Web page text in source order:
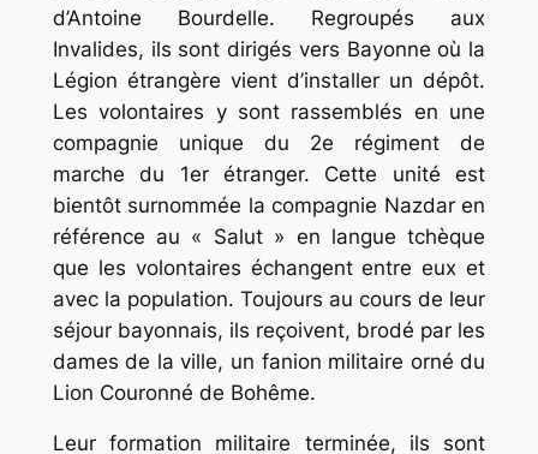
d’Antoine Bourdelle. Regroupés aux
Invalides, ils sont dirigés vers Bayonne où la
Légion étrangère vient d’installer un dépôt.
Les volontaires y sont rassemblés en une
compagnie unique du 2e régiment de
marche du 1er étranger. Cette unité est
bientôt surnommée la compagnie Nazdar en
référence au « Salut » en langue tchèque
que les volontaires échangent entre eux et
avec la population. Toujours au cours de leur
séjour bayonnais, ils reçoivent, brodé par les
dames de la ville, un fanion militaire orné du
Lion Couronné de Bohême.
Leur formation militaire terminée, ils sont